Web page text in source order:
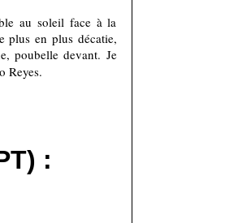
au soleil face à la
plus en plus décatie,
poubelle devant. Je
Reyes.
: